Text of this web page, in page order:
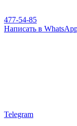
477-54-85
Написать в
Telegram